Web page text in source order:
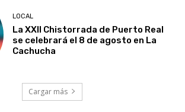
LOCAL
La XXII Chistorrada de Puerto Real
se celebrará el 8 de agosto en La
Cachucha
Cargar más